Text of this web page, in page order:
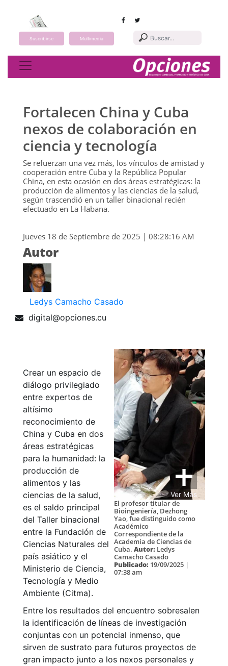
Suscribirse Multimedia
Toggle navigation
Fortalecen China y Cuba
nexos de colaboración en
ciencia y tecnología
Se refuerzan una vez más, los vínculos de amistad y
cooperación entre Cuba y la República Popular
China, en esta ocasión en dos áreas estratégicas: la
producción de alimentos y las ciencias de la salud,
según trascendió en un taller binacional recién
efectuado en La Habana.
Jueves 18 de Septiembre de 2025 | 08:28:16 AM
Autor
Ledys Camacho Casado
digital@opciones.cu
Ver Más
El profesor titular de
Bioingeniería, Dezhong
Yao, fue distinguido como
Académico
Correspondiente de la
Academia de Ciencias de
Cuba. Autor: Ledys
Camacho Casado
Publicado: 19/09/2025 |
07:38 am
Crear un espacio de
diálogo privilegiado
entre expertos de
altísimo
reconocimiento de
China y Cuba en dos
áreas estratégicas
para la humanidad: la
producción de
alimentos y las
ciencias de la salud,
es el saldo principal
del Taller binacional
entre la Fundación de
Ciencias Naturales del
país asiático y el
Ministerio de Ciencia,
Tecnología y Medio
Ambiente (Citma).
Entre los resultados del encuentro sobresalen
la identificación de líneas de investigación
conjuntas con un potencial inmenso, que
sirven de sustrato para futuros proyectos de
gran impacto junto a los nexos personales y